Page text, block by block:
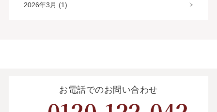
2026年3月 (1)
お電話でのお問い合わせ